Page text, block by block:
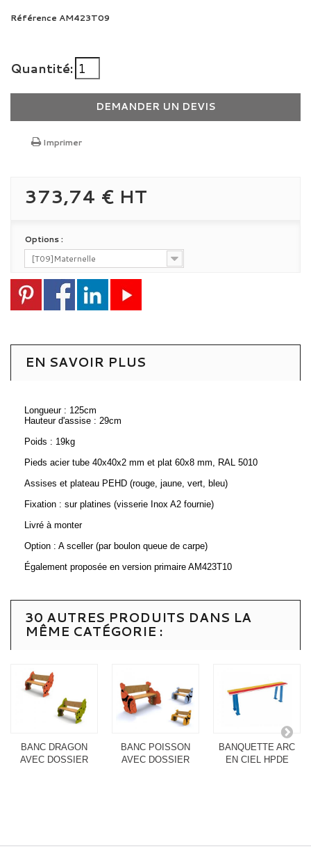
Référence AM423T09
Quantité:
DEMANDER UN DEVIS
Imprimer
373,74 € HT
Options :
[T09]Maternelle
EN SAVOIR PLUS
Longueur : 125cm
Hauteur d'assise : 29cm
Poids : 19kg
Pieds acier tube 40x40x2 mm et plat 60x8 mm, RAL 5010
Assises et plateau PEHD (rouge, jaune, vert, bleu)
Fixation : sur platines (visserie Inox A2 fournie)
Livré à monter
Option : A sceller (par boulon queue de carpe)
Également proposée en version primaire AM423T10
30 AUTRES PRODUITS DANS LA
MÊME CATÉGORIE :
BANC DRAGON
AVEC DOSSIER
BANC POISSON
AVEC DOSSIER
BANQUETTE ARC
EN CIEL HPDE